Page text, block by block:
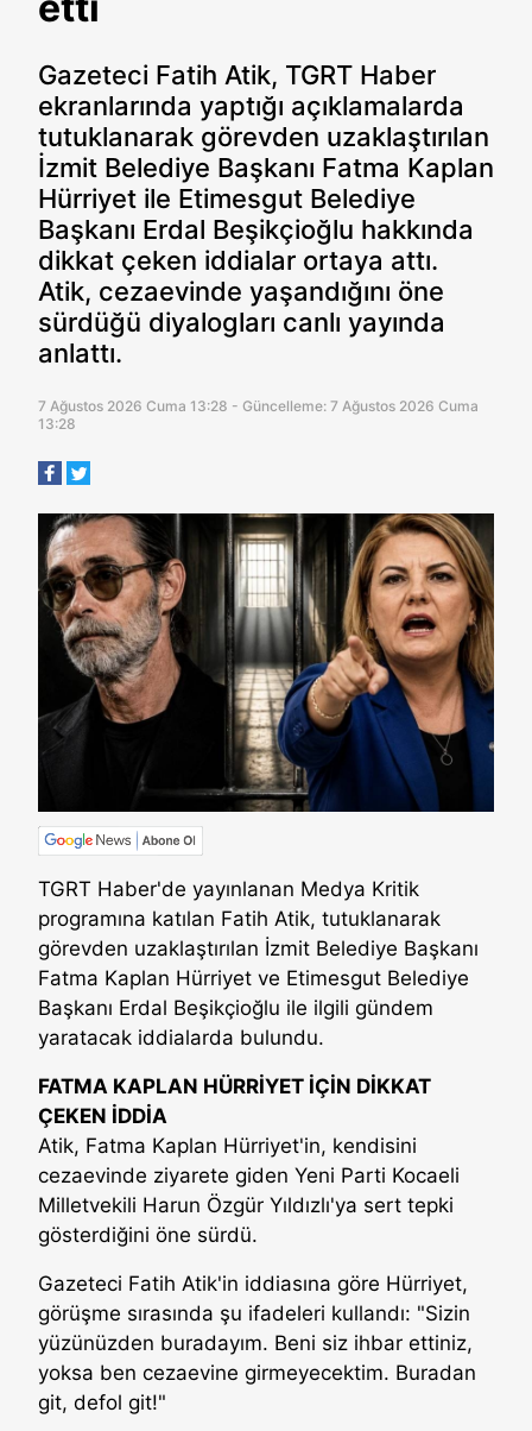
Gazeteci Fatih Atik, TGRT Haber
ekranlarında yaptığı açıklamalarda
tutuklanarak görevden uzaklaştırılan
İzmit Belediye Başkanı Fatma Kaplan
Hürriyet ile Etimesgut Belediye
Başkanı Erdal Beşikçioğlu hakkında
dikkat çeken iddialar ortaya attı.
Atik, cezaevinde yaşandığını öne
sürdüğü diyalogları canlı yayında
anlattı.
7 Ağustos 2026 Cuma 13:28 - Güncelleme: 7 Ağustos 2026 Cuma
13:28
TGRT Haber'de yayınlanan Medya Kritik
programına katılan Fatih Atik, tutuklanarak
görevden uzaklaştırılan İzmit Belediye Başkanı
Fatma Kaplan Hürriyet ve Etimesgut Belediye
Başkanı Erdal Beşikçioğlu ile ilgili gündem
yaratacak iddialarda bulundu.
FATMA KAPLAN HÜRRİYET İÇİN DİKKAT
ÇEKEN İDDİA
Atik, Fatma Kaplan Hürriyet'in, kendisini
cezaevinde ziyarete giden Yeni Parti Kocaeli
Milletvekili Harun Özgür Yıldızlı'ya sert tepki
gösterdiğini öne sürdü.
Gazeteci Fatih Atik'in iddiasına göre Hürriyet,
görüşme sırasında şu ifadeleri kullandı: "Sizin
yüzünüzden buradayım. Beni siz ihbar ettiniz,
yoksa ben cezaevine girmeyecektim. Buradan
git, defol git!"